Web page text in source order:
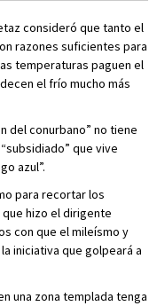
consideró que tanto el
razones suficientes para
temperaturas paguen el
el frío mucho más
del conurbano” no tiene
que vive
azul”.
para recortar los
hizo el dirigente
con que el mileísmo y
iniciativa que golpeará a
una zona templada tenga